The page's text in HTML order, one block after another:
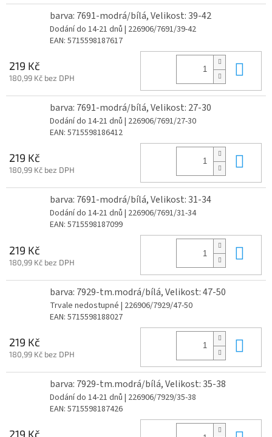
barva: 7691-modrá/bílá, Velikost: 39-42
Dodání do 14-21 dnů | 226906/7691/39-42
EAN: 5715598187617
219 Kč
180,99 Kč bez DPH
barva: 7691-modrá/bílá, Velikost: 27-30
Dodání do 14-21 dnů | 226906/7691/27-30
EAN: 5715598186412
219 Kč
180,99 Kč bez DPH
barva: 7691-modrá/bílá, Velikost: 31-34
Dodání do 14-21 dnů | 226906/7691/31-34
EAN: 5715598187099
219 Kč
180,99 Kč bez DPH
barva: 7929-tm.modrá/bílá, Velikost: 47-50
Trvale nedostupné | 226906/7929/47-50
EAN: 5715598188027
219 Kč
180,99 Kč bez DPH
barva: 7929-tm.modrá/bílá, Velikost: 35-38
Dodání do 14-21 dnů | 226906/7929/35-38
EAN: 5715598187426
219 Kč